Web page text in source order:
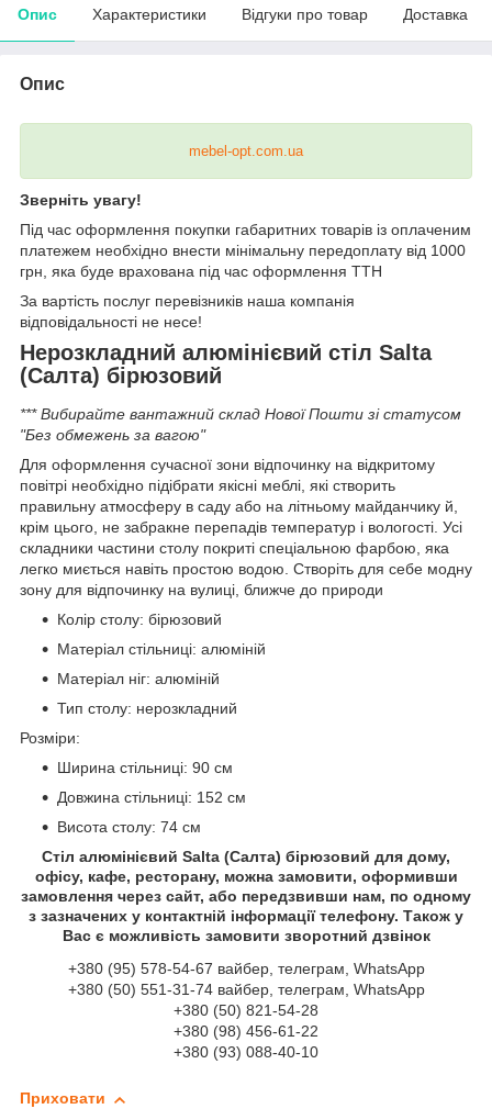
Опис Характеристики Відгуки про товар Доставка
Опис
mebel-opt.com.ua
Зверніть увагу!
Під час оформлення покупки габаритних товарів із оплаченим
платежем необхідно внести мінімальну передоплату від 1000
грн, яка буде врахована під час оформлення ТТН
За вартість послуг перевізників наша компанія
відповідальності не несе!
Нерозкладний алюмінієвий стіл Salta
(Салта) бірюзовий
*** Вибирайте вантажний склад Нової Пошти зі статусом
"Без обмежень за вагою"
Для оформлення сучасної зони відпочинку на відкритому
повітрі необхідно підібрати якісні меблі, які створить
правильну атмосферу в саду або на літньому майданчику й,
крім цього, не забракне перепадів температур і вологості. Усі
складники частини столу покриті спеціальною фарбою, яка
легко миється навіть простою водою. Створіть для себе модну
зону для відпочинку на вулиці, ближче до природи
Колір столу: бірюзовий
Матеріал стільниці: алюміній
Матеріал ніг: алюміній
Тип столу: нерозкладний
Розміри:
Ширина стільниці: 90 см
Довжина стільниці: 152 см
Висота столу: 74 см
Стіл алюмінієвий Salta (Салта) бірюзовий для дому,
офісу, кафе, ресторану, можна замовити, оформивши
замовлення через сайт, або передзвивши нам, по одному
з зазначених у контактній інформації телефону. Також у
Вас є можливість замовити зворотний дзвінок
+380 (95) 578-54-67 вайбер, телеграм, WhatsApp
+380 (50) 551-31-74 вайбер, телеграм, WhatsApp
+380 (50) 821-54-28
+380 (98) 456-61-22
+380 (93) 088-40-10
Приховати